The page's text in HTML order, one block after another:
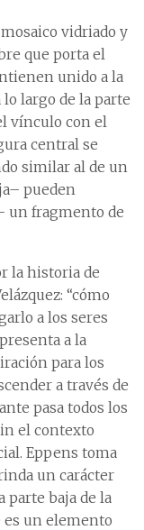
vidriado y
que porta el
unido a la
largo de la parte
vínculo con el
central se
similar al de un
pueden
un fragmento de
la historia de
“cómo
a los seres
a la
para los
a través de
pasa todos los
el contexto
Eppens toma
un carácter
parte baja de la
un elemento